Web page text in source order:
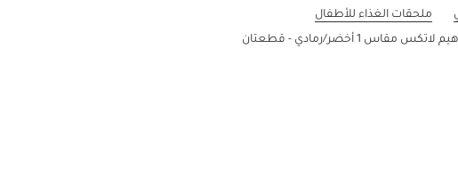
ملحقات الغذاء للأطفال
1 أخضر/رمادي - قطعتان